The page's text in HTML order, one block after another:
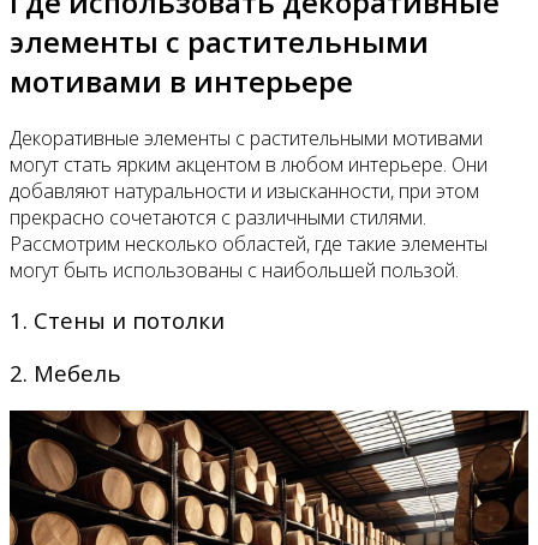
элементы с растительными
мотивами в интерьере
Декоративные элементы с растительными мотивами
могут стать ярким акцентом в любом интерьере. Они
добавляют натуральности и изысканности, при этом
прекрасно сочетаются с различными стилями.
Рассмотрим несколько областей, где такие элементы
могут быть использованы с наибольшей пользой.
1. Стены и потолки
2. Мебель